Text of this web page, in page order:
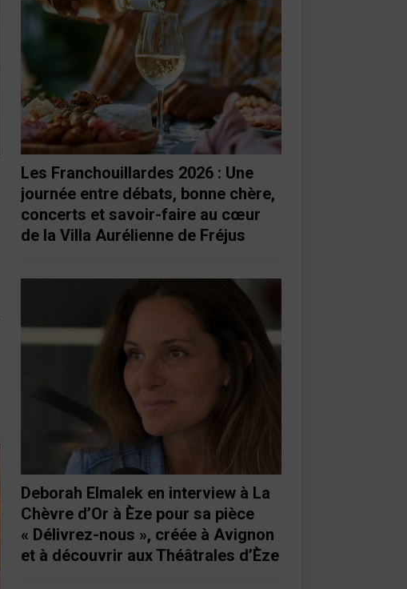
Les Franchouillardes 2026 : Une
journée entre débats, bonne chère,
concerts et savoir-faire au cœur
de la Villa Aurélienne de Fréjus
Deborah Elmalek en interview à La
Chèvre d’Or à Èze pour sa pièce
« Délivrez-nous », créée à Avignon
et à découvrir aux Théâtrales d’Èze